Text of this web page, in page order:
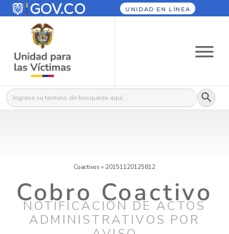
UNIDAD EN LÍNEA
Buscar: Botón
Coactivos » 20151120125812
Cobro Coactivo
NOTIFICACIÓN DE ACTOS
ADMINISTRATIVOS POR